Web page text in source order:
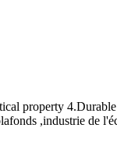
property 4.Durable
,industrie de